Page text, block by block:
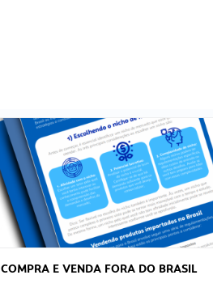
COMPRA E VENDA FORA DO BRASIL